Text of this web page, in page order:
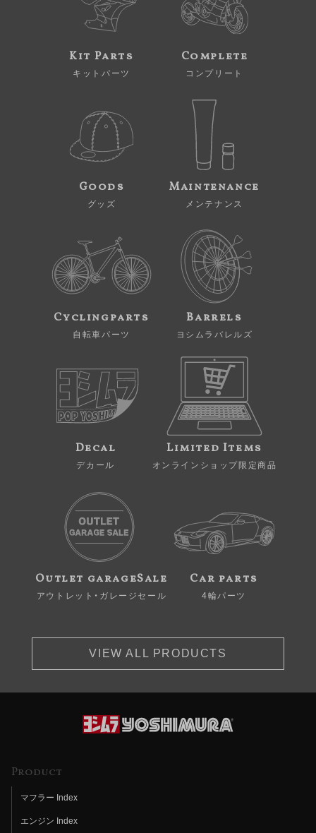
Kit Parts
キットパーツ
Complete
コンプリート
Goods
グッズ
Maintenance
メンテナンス
Cyclingparts
自転車パーツ
Barrels
ヨシムラバレルズ
Decal
デカール
Limited Items
オンラインショップ限定商品
Outlet garageSale
アウトレット・ガレージセール
Car parts
4輪パーツ
VIEW ALL PRODUCTS
Product
マフラー Index
エンジン Index